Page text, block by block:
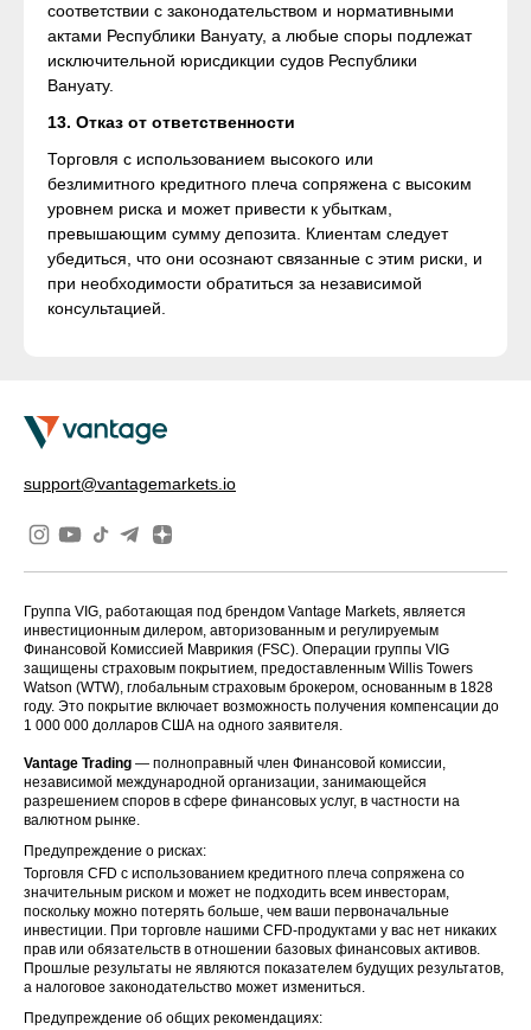
соответствии с законодательством и нормативными
актами Республики Вануату, а любые споры подлежат
исключительной юрисдикции судов Республики
Вануату.
13. Отказ от ответственности
Торговля с использованием высокого или
безлимитного кредитного плеча сопряжена с высоким
уровнем риска и может привести к убыткам,
превышающим сумму депозита. Клиентам следует
убедиться, что они осознают связанные с этим риски, и
при необходимости обратиться за независимой
консультацией.
support@vantagemarkets.io
Группа VIG, работающая под брендом Vantage Markets, является
инвестиционным дилером, авторизованным и регулируемым
Финансовой Комиссией Маврикия (FSC). Операции группы VIG
защищены страховым покрытием, предоставленным Willis Towers
Watson (WTW), глобальным страховым брокером, основанным в 1828
году. Это покрытие включает возможность получения компенсации до
1 000 000 долларов США на одного заявителя.
Vantage Trading — полноправный член Финансовой комиссии,
независимой международной организации, занимающейся
разрешением споров в сфере финансовых услуг, в частности на
валютном рынке.
Предупреждение о рисках:
Торговля CFD с использованием кредитного плеча сопряжена со
значительным риском и может не подходить всем инвесторам,
поскольку можно потерять больше, чем ваши первоначальные
инвестиции. При торговле нашими CFD-продуктами у вас нет никаких
прав или обязательств в отношении базовых финансовых активов.
Прошлые результаты не являются показателем будущих результатов,
а налоговое законодательство может измениться.
Предупреждение об общих рекомендациях: